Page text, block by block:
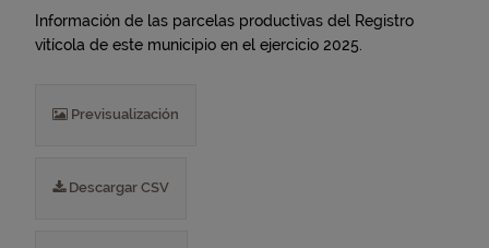
Información de las parcelas productivas del Registro
vitícola de este municipio en el ejercicio 2025.
Previsualización
Descargar CSV